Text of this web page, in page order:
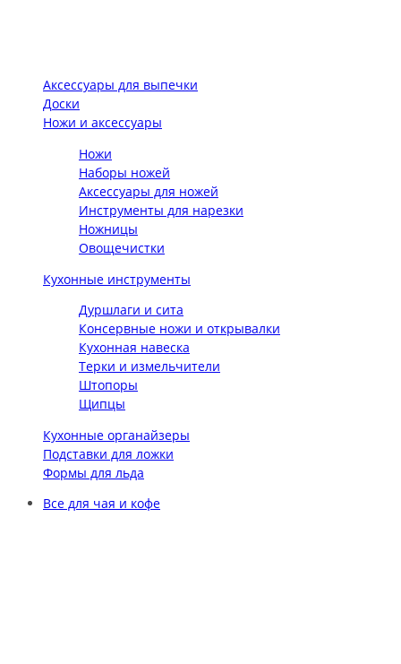
Аксессуары для выпечки
Доски
Ножи и аксессуары
Ножи
Наборы ножей
Аксессуары для ножей
Инструменты для нарезки
Ножницы
Овощечистки
Кухонные инструменты
Дуршлаги и сита
Консервные ножи и открывалки
Кухонная навеска
Терки и измельчители
Штопоры
Щипцы
Кухонные органайзеры
Подставки для ложки
Формы для льда
Все для чая и кофе